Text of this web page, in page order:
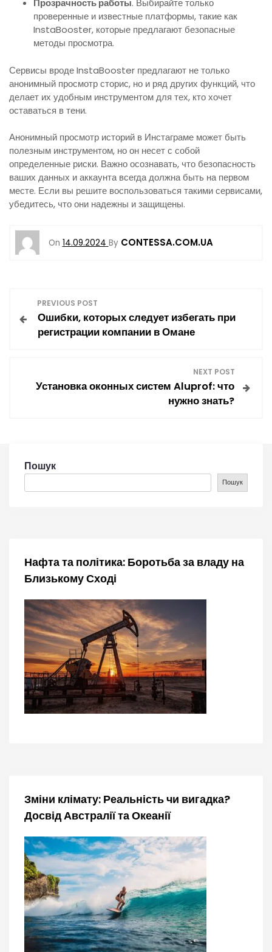
Прозрачность работы. Выбирайте только
проверенные и известные платформы, такие как
InstaBooster, которые предлагают безопасные
методы просмотра.
Сервисы вроде InstaBooster предлагают не только
анонимный просмотр сторис, но и ряд других функций, что
делает их удобным инструментом для тех, кто хочет
оставаться в тени.
Анонимный просмотр историй в Инстаграме может быть
полезным инструментом, но он несет с собой
определенные риски. Важно осознавать, что безопасность
ваших данных и аккаунта всегда должна быть на первом
месте. Если вы решите воспользоваться такими сервисами,
убедитесь, что они надежны и защищены.
On 14.09.2024 By CONTESSA.COM.UA
PREVIOUS POST
Ошибки, которых следует избегать при
регистрации компании в Омане
NEXT POST
Установка оконных систем Aluprof: что
нужно знать?
Пошук
Пошук
Нафта та політика: Боротьба за владу на
Близькому Сході
Зміни клімату: Реальність чи вигадка?
Досвід Австралії та Океанії